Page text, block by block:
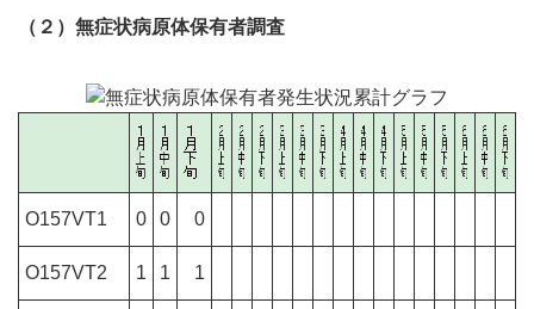
（２）無症状病原体保有者調査
O157VT1 0 0 0
O157VT2 1 1 1